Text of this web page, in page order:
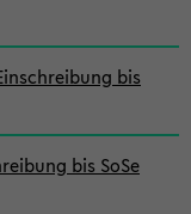
bis
bis SoSe